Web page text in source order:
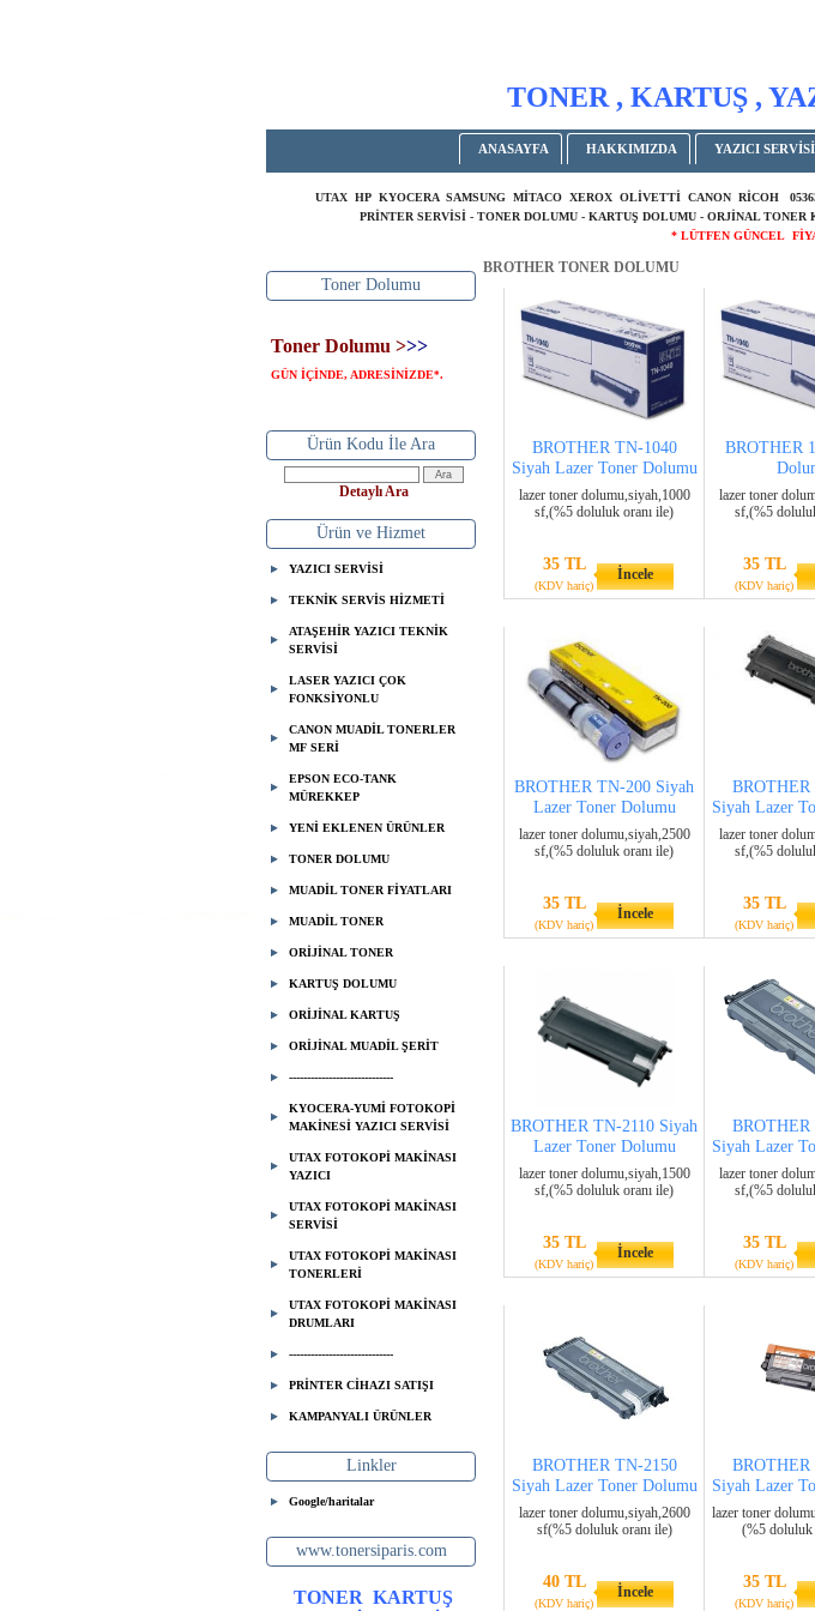
TONER , KARTUŞ ,
ANASAYFA HAKKIMIZDA YAZICI SERVİSİ
UTAX HP KYOCERA SAMSUNG MİTACO XEROX OLİVETTİ CANON RİCOH
PRİNTER SERVİSİ - TONER DOLUMU - KARTUŞ DOLUMU - ORJİNAL
* LÜTFEN GÜNCEL
Toner Dolumu
Toner Dolumu >>>
GÜN İÇİNDE, ADRESİNİZDE*.
Ürün Kodu İle Ara
Detaylı Ara
Ürün ve Hizmet
YAZICI SERVİSİ
TEKNİK SERVİS HİZMETİ
ATAŞEHİR YAZICI TEKNİK
SERVİSİ
LASER YAZICI ÇOK
FONKSİYONLU
CANON MUADİL TONERLER
MF SERİ
EPSON ECO-TANK
MÜREKKEP
YENİ EKLENEN ÜRÜNLER
TONER DOLUMU
MUADİL TONER FİYATLARI
MUADİL TONER
ORİJİNAL TONER
KARTUŞ DOLUMU
ORİJİNAL KARTUŞ
ORİJİNAL MUADİL ŞERİT
-----------------------------
KYOCERA-YUMİ FOTOKOPİ
MAKİNESİ YAZICI SERVİSİ
UTAX FOTOKOPİ MAKİNASI
YAZICI
UTAX FOTOKOPİ MAKİNASI
SERVİSİ
UTAX FOTOKOPİ MAKİNASI
TONERLERİ
UTAX FOTOKOPİ MAKİNASI
DRUMLARI
-----------------------------
PRİNTER CİHAZI SATIŞI
KAMPANYALI ÜRÜNLER
Linkler
Google/haritalar
www.tonersiparis.com
TONER KARTUŞ
BROTHER TONER DOLUMU
BROTHER TN-1040
Siyah Lazer Toner Dolumu
lazer toner dolumu,siyah,1000
sf,(%5 doluluk oranı ile)
35 TL
(KDV hariç)
İncele
BROTHER
lazer toner
sf,(%5
35 TL
(KDV hariç)
BROTHER TN-200 Siyah
Lazer Toner Dolumu
lazer toner dolumu,siyah,2500
sf,(%5 doluluk oranı ile)
35 TL
(KDV hariç)
İncele
BROTHER
Siyah Lazer
lazer toner
sf,(%5
35 TL
(KDV hariç)
BROTHER TN-2110 Siyah
Lazer Toner Dolumu
lazer toner dolumu,siyah,1500
sf,(%5 doluluk oranı ile)
35 TL
(KDV hariç)
İncele
BROTHER
Siyah Lazer
lazer toner
sf,(%5
35 TL
(KDV hariç)
BROTHER TN-2150
Siyah Lazer Toner Dolumu
lazer toner dolumu,siyah,2600
sf(%5 doluluk oranı ile)
40 TL
(KDV hariç)
İncele
BROTHER
Siyah Lazer
lazer toner
(%5 doluluk
35 TL
(KDV hariç)